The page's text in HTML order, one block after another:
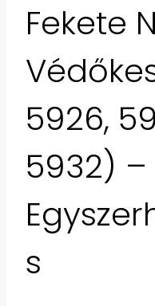
Fekete
5926,
5932) –
s